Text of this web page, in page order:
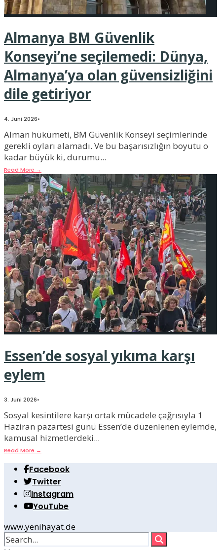
Almanya BM Güvenlik
Konseyi’ne seçilemedi: Dünya,
Almanya’ya olan güvensizliğini
dile getiriyor
4. Juni 2026•
Alman hükümeti, BM Güvenlik Konseyi seçimlerinde
gerekli oyları alamadı. Ve bu başarısızlığın boyutu o
kadar büyük ki, durumu...
Read More →
Essen’de sosyal yıkıma karşı
eylem
3. Juni 2026•
Sosyal kesintilere karşı ortak mücadele çağrısıyla 1
Haziran pazartesi günü Essen’de düzenlenen eylemde,
kamusal hizmetlerdeki...
Read More →
Facebook
Twitter
Instagram
YouTube
www.yenihayat.de